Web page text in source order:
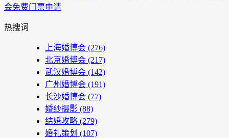
会免费门票申请
热搜词
上海婚博会 (276)
北京婚博会 (217)
武汉婚博会 (142)
广州婚博会 (191)
长沙婚博会 (77)
婚纱摄影 (88)
结婚攻略 (279)
婚礼策划 (107)